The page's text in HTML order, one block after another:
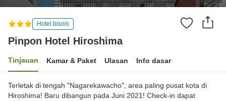
Hotel bisnis
Pinpon Hotel Hiroshima
Tinjauan Kamar & Paket Ulasan Info dasar
Terletak di tengah "Nagarekawacho", area paling pusat kota di
Hiroshima! Baru dibangun pada Juni 2021! Check-in dapat